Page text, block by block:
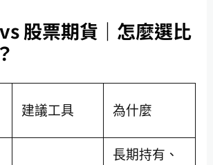
股票期貨｜怎麼選比
建議工具 為什麼
長期持有、